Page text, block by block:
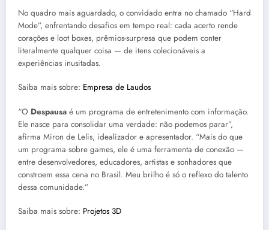
No quadro mais aguardado, o convidado entra no chamado “Hard
Mode”, enfrentando desafios em tempo real: cada acerto rende
corações e loot boxes, prêmios-surpresa que podem conter
literalmente qualquer coisa — de itens colecionáveis a
experiências inusitadas.
Saiba mais sobre: Empresa de Laudos
“O Despausa é um programa de entretenimento com informação.
Ele nasce para consolidar uma verdade: não podemos parar”,
afirma Miron de Lelis, idealizador e apresentador. “Mais do que
um programa sobre games, ele é uma ferramenta de conexão —
entre desenvolvedores, educadores, artistas e sonhadores que
constroem essa cena no Brasil. Meu brilho é só o reflexo do talento
dessa comunidade.”
Saiba mais sobre: Projetos 3D